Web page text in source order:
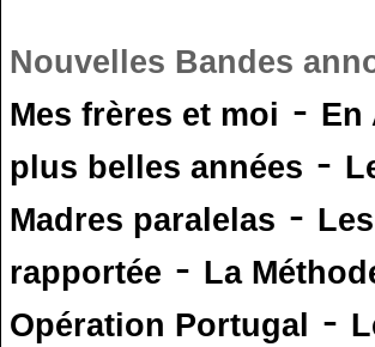
Nouvelles Bandes
Mes frères et moi - En
plus belles années -
Madres paralelas -
rapportée - La
Opération Portugal -